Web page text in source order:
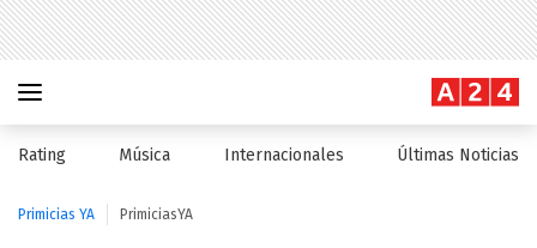
Rating Música Internacionales Últimas Noticias
Primicias YA PrimiciasYA